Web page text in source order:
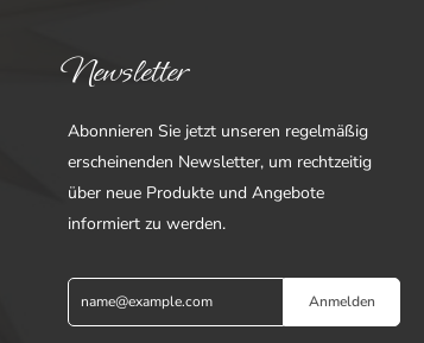
Newsletter
Abonnieren Sie jetzt unseren regelmäßig
erscheinenden Newsletter, um rechtzeitig
über neue Produkte und Angebote
informiert zu werden.
Anmelden